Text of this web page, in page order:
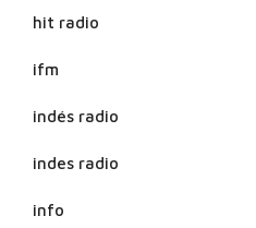
hit radio
ifm
indés radio
indes radio
info